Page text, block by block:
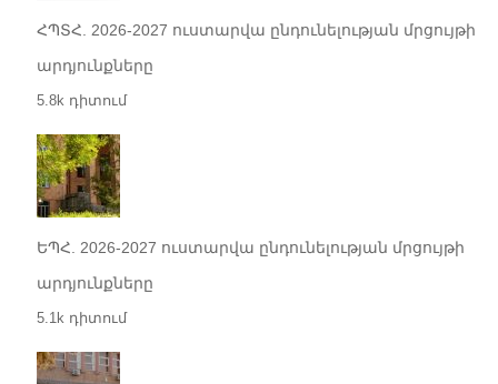
ՀՊՏՀ. 2026-2027 ուստարվա ընդունելության մրցույթի
արդյունքները
5.8k դիտում
ԵՊՀ. 2026-2027 ուստարվա ընդունելության մրցույթի
արդյունքները
5.1k դիտում